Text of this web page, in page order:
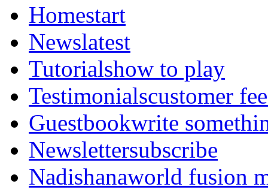
Homestart
Newslatest
Tutorialshow to play
Testimonialscustomer
Guestbookwrite
Newslettersubscribe
Nadishanaworld fusion